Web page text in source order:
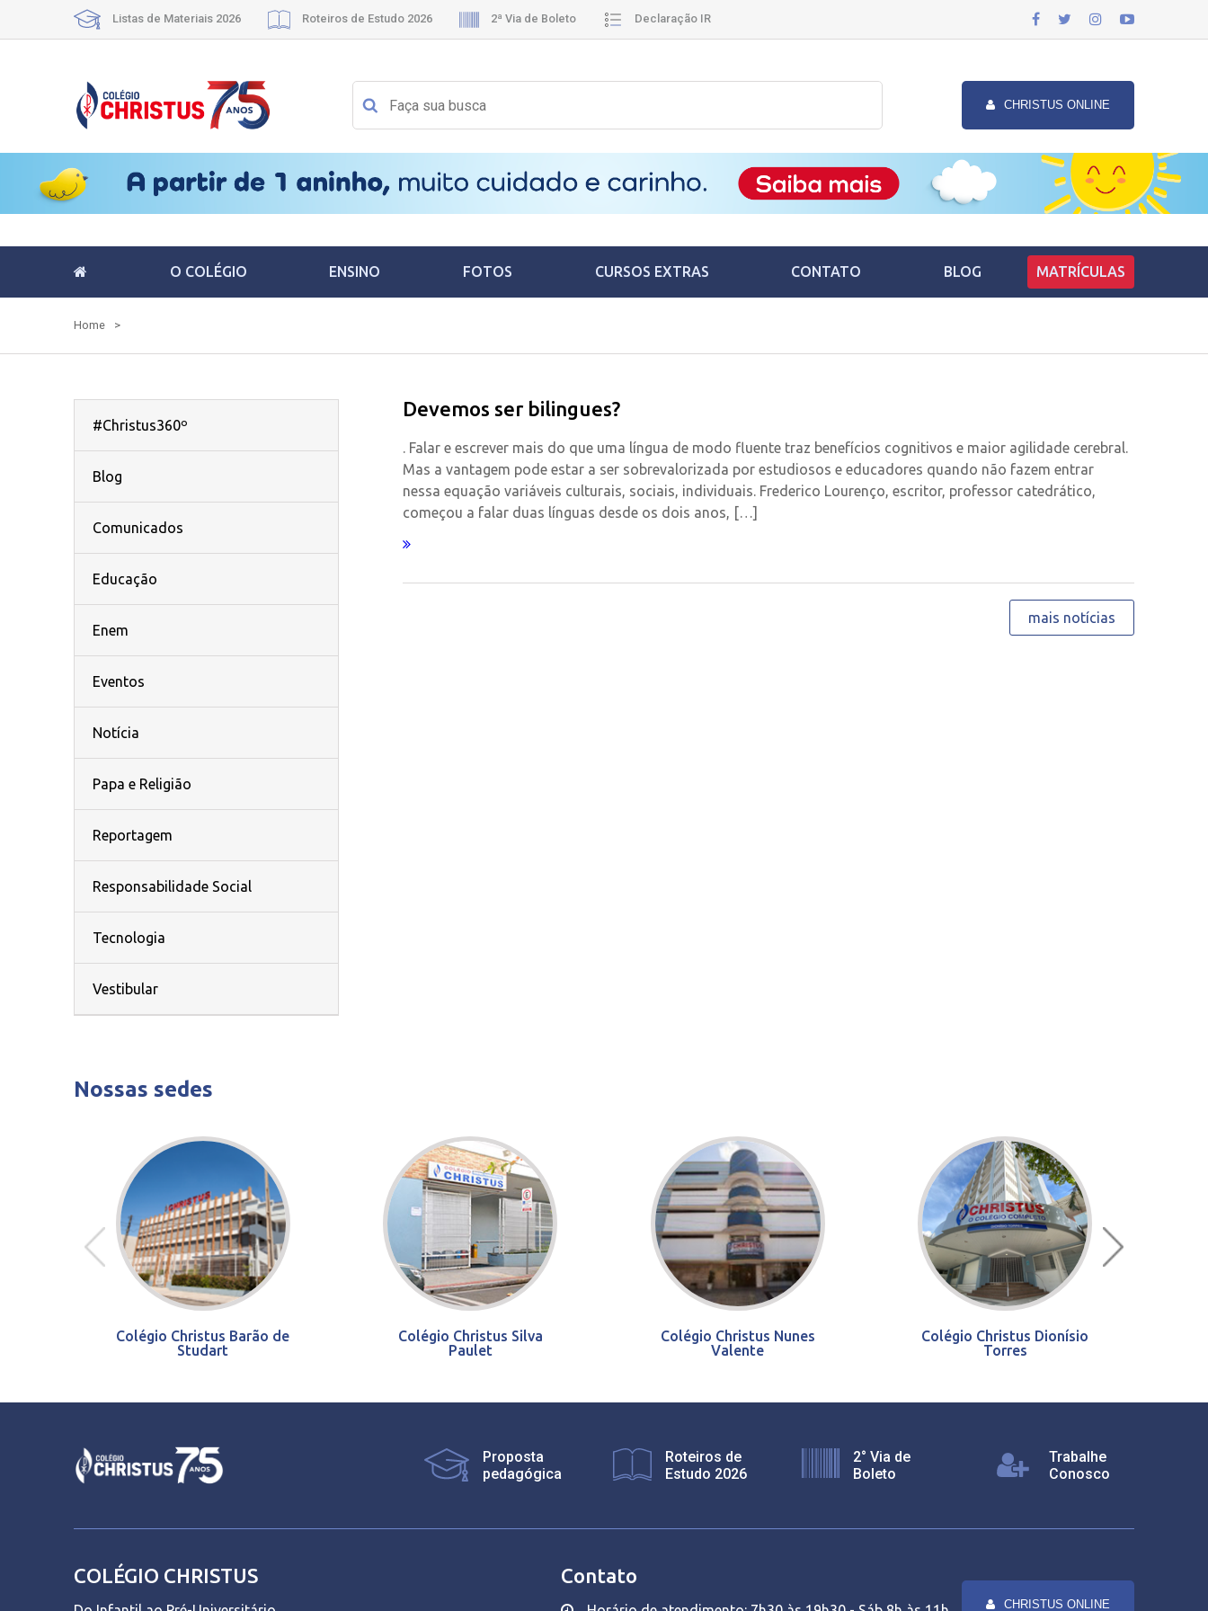
Listas de Materiais 2026 Roteiros de Estudo 2026 2ª Via de Boleto Declaração IR
CHRISTUS ONLINE
O COLÉGIO ENSINO FOTOS CURSOS EXTRAS CONTATO BLOG MATRÍCULAS
Home >
#Christus360º
Blog
Comunicados
Educação
Enem
Eventos
Notícia
Papa e Religião
Reportagem
Responsabilidade Social
Tecnologia
Vestibular
Devemos ser bilingues?
. Falar e escrever mais do que uma língua de modo fluente traz benefícios cognitivos e maior agilidade cerebral.
Mas a vantagem pode estar a ser sobrevalorizada por estudiosos e educadores quando não fazem entrar
nessa equação variáveis culturais, sociais, individuais. Frederico Lourenço, escritor, professor catedrático,
começou a falar duas línguas desde os dois anos, […]
mais notícias
Nossas sedes
Colégio Christus Barão de
Studart
Colégio Christus Silva
Paulet
Colégio Christus Nunes
Valente
Colégio Christus Dionísio
Torres
Proposta
pedagógica
Roteiros de
Estudo 2026
2° Via de
Boleto
Trabalhe
Conosco
COLÉGIO CHRISTUS Contato
CHRISTUS ONLINE